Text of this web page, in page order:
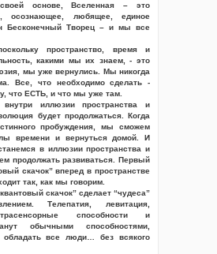
основе, Вселенная – это
осознающее, любящее, единое
Бесконечный Творец – и мы все
пространство, время и
какими мы их знаем, - это
мы уже вернулись. Мы никогда
Все, что необходимо сделать -
что ЕСТЬ, и что мы уже там.
иллюзии пространства и
будет продолжаться. Когда
пробуждения, мы сможем
времени и вернуться домой. И
в иллюзии пространства и
продолжать развиваться. Первый
скачок” вперед в пространстве
так, как мы говорим.
скачок” сделает “чудеса”
Телепатия, левитация,
способности и
обычными способностями,
обладать все люди… без всякого